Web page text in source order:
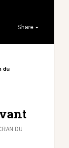
Share
du
DU